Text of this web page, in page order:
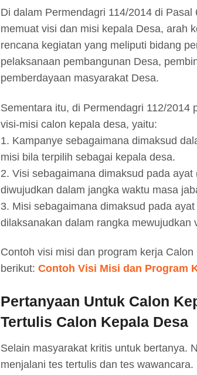
Di dalam Permendagri 114/2014 di
memuat visi dan misi kepala Desa, arah
rencana kegiatan yang meliputi bidang
pelaksanaan pembangunan Desa,
pemberdayaan masyarakat Desa.
Sementara itu, di Permendagri 112/
visi-misi calon kepala desa, yaitu:
1. Kampanye sebagaimana dimaksud
misi bila terpilih sebagai kepala desa.
2. Visi sebagaimana dimaksud pada
diwujudkan dalam jangka waktu masa
3. Misi sebagaimana dimaksud pada
dilaksanakan dalam rangka mewujudkan
Contoh visi misi dan program kerja
berikut: Contoh Visi Misi dan Program
Pertanyaan Untuk Calon
Tertulis Calon Kepala Desa
Selain masyarakat kritis untuk bertanya.
menjalani tes tertulis dan tes